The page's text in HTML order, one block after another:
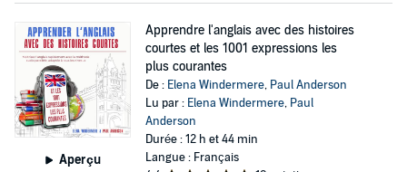
Aperçu
Apprendre l'anglais avec des histoires
courtes et les 1001 expressions les
plus courantes
De : Elena Windermere, Paul Anderson
Lu par : Elena Windermere, Paul
Anderson
Durée : 12 h et 44 min
Langue : Français